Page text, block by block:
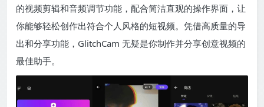
的视频剪辑和音频调节功能，配合简洁直观的操作界面，让
你能够轻松创作出符合个人风格的短视频。凭借高质量的导
出和分享功能，GlitchCam 无疑是你制作并分享创意视频的
最佳助手。